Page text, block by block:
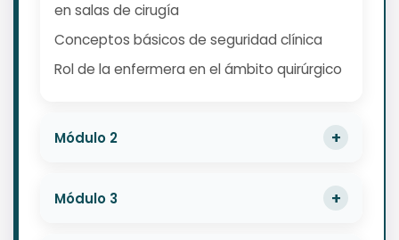
en salas de cirugía
Conceptos básicos de seguridad clínica
Rol de la enfermera en el ámbito quirúrgico
Módulo 2
Módulo 3